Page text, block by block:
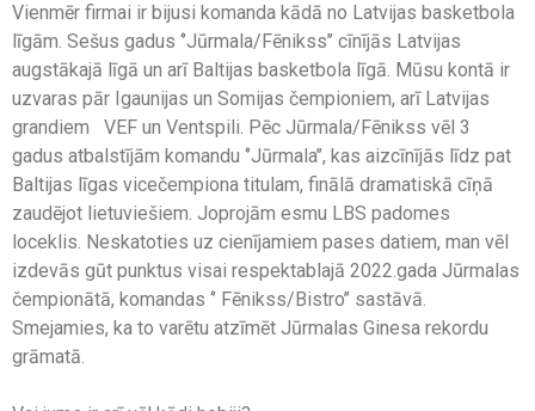
Vienmēr firmai ir bijusi komanda kādā no Latvijas basketbola
līgām. Sešus gadus ‘’Jūrmala/Fēnikss’’ cīnījās Latvijas
augstākajā līgā un arī Baltijas basketbola līgā. Mūsu kontā ir
uzvaras pār Igaunijas un Somijas čempioniem, arī Latvijas
grandiem VEF un Ventspili. Pēc Jūrmala/Fēnikss vēl 3
gadus atbalstījām komandu ‘’Jūrmala’’, kas aizcīnījās līdz pat
Baltijas līgas vicečempiona titulam, finālā dramatiskā cīņā
zaudējot lietuviešiem. Joprojām esmu LBS padomes
loceklis. Neskatoties uz cienījamiem pases datiem, man vēl
izdevās gūt punktus visai respektablajā 2022.gada Jūrmalas
čempionātā, komandas ‘’ Fēnikss/Bistro’’ sastāvā.
Smejamies, ka to varētu atzīmēt Jūrmalas Ginesa rekordu
grāmatā.